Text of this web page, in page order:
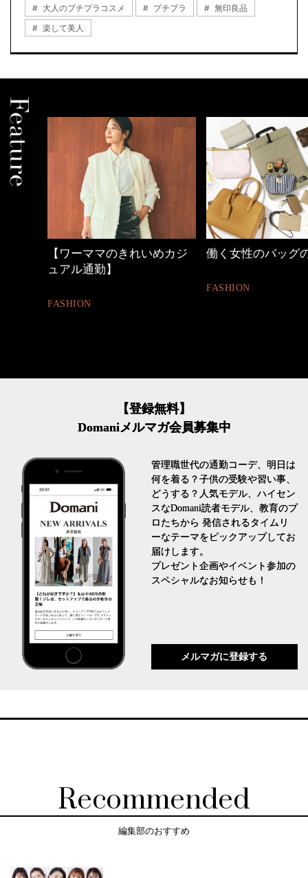
大人のプチプラコスメ
プチプラ
無印良品
楽して美人
働く女性のバッグの中身 40代の小顔メイク
BEAUTY
【登録無料】
Domaniメルマガ会員募集中
管理職世代の通勤コーデ、明日は
何を着る？子供の受験や習い事、
どうする？人気モデル、ハイセン
スなDomani読者モデル、教育のプ
ロたちから 発信されるタイムリ
ーなテーマをピックアップしてお
届けします。
プレゼント企画やイベント参加の
スペシャルなお知らせも！
メルマガに登録する
Recommended
編集部のおすすめ